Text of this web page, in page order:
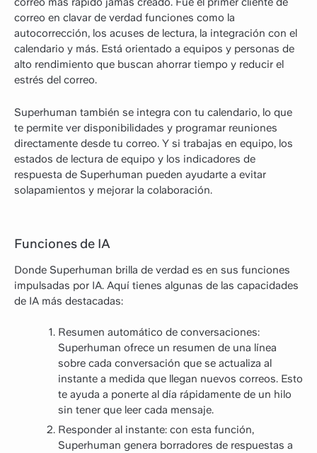
correo en clavar de verdad funciones como la
autocorrección, los acuses de lectura, la integración con el
calendario y más. Está orientado a equipos y personas de
alto rendimiento que buscan ahorrar tiempo y reducir el
estrés del correo.
Superhuman también se integra con tu calendario, lo que
te permite ver disponibilidades y programar reuniones
directamente desde tu correo. Y si trabajas en equipo, los
estados de lectura de equipo y los indicadores de
respuesta de Superhuman pueden ayudarte a evitar
solapamientos y mejorar la colaboración.
Funciones de IA
Donde Superhuman brilla de verdad es en sus funciones
impulsadas por IA. Aquí tienes algunas de las capacidades
de IA más destacadas:
Resumen automático de conversaciones:
Superhuman ofrece un resumen de una línea
sobre cada conversación que se actualiza al
instante a medida que llegan nuevos correos. Esto
te ayuda a ponerte al día rápidamente de un hilo
sin tener que leer cada mensaje.
Responder al instante: con esta función,
Superhuman genera borradores de respuestas a